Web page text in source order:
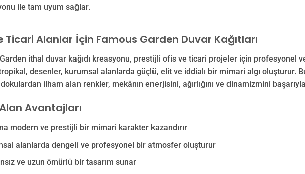
ile tam uyum sağlar.
Ticari Alanlar İçin Famous Garden Duvar Kağıtları
ithal duvar kağıdı kreasyonu, prestijli ofis ve ticari projeler için profesyonel
desenler, kurumsal alanlarda güçlü, elit ve iddialı bir mimari algı oluşturur.
ilham alan renkler, mekânın enerjisini, ağırlığını ve dinamizmini
Avantajları
modern ve prestijli bir mimari karakter kazandırır
alanlarda dengeli ve profesyonel bir atmosfer oluşturur
ve uzun ömürlü bir tasarım sunar